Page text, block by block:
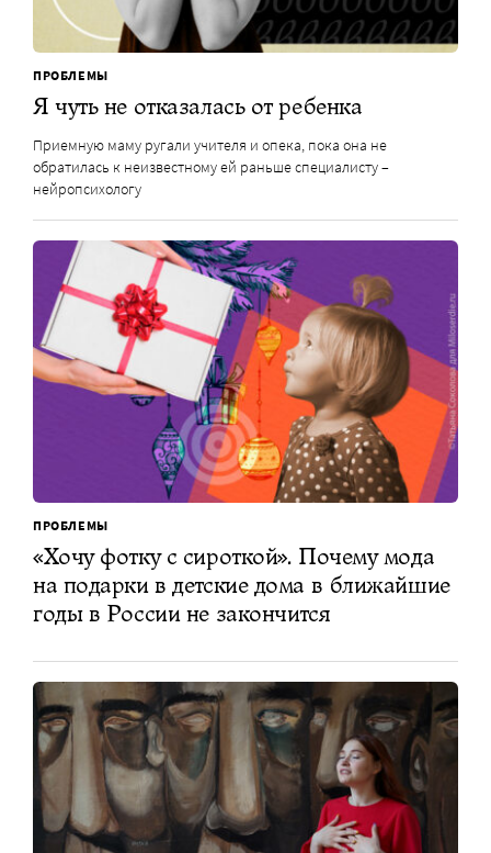
ПРОБЛЕМЫ
Я чуть не отказалась от ребенка
Приемную маму ругали учителя и опека, пока она не
обратилась к неизвестному ей раньше специалисту –
нейропсихологу
ПРОБЛЕМЫ
«Хочу фотку с сироткой». Почему мода
на подарки в детские дома в ближайшие
годы в России не закончится